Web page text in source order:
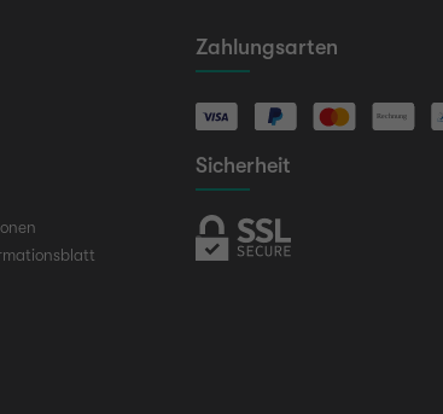
Zahlungsarten
Sicherheit